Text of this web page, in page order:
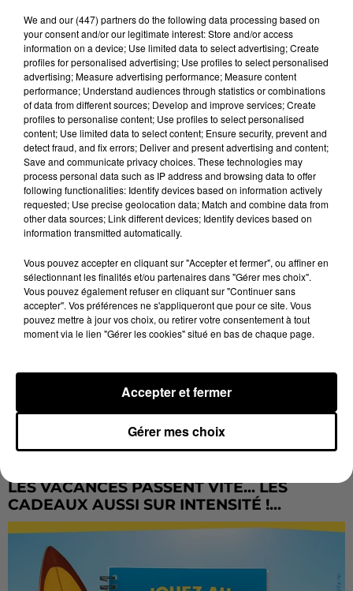
Stars'Terre 2026 : Philippe Palmieri dévoile
les ambitions d'un...
À quelques semaines de la première édition de
Stars'Terre, organisée du 18 au 20 septembre 2026 au
Château de Courtalain, Philippe Palmieri, président...
LES JEUX Voir plus
LES VACANCES PASSENT VITE... LES
CADEAUX AUSSI SUR INTENSITÉ !...
We and our (447) partnersdo the following data processing based on
your consent and/or our legitimate interest: Store and/or access
information on a device; Use limited data to select advertising; Create
profiles for personalised advertising; Use profiles to select personalised
advertising; Measure advertising performance; Measure content
performance; Understand audiences through statistics or combinations
of data from different sources; Develop and improve services; Create
profiles to personalise content; Use profiles to select personalised
content; Use limited data to select content; Ensure security, prevent and
detect fraud, and fix errors; Deliver and present advertising and content;
Save and communicate privacy choices. These technologies may
process personal data such as IP address and browsing data to offer
following functionalities: Identify devices based on information actively
requested; Use precise geolocation data; Match and combine data from
other data sources; Link different devices; Identify devices based on
information transmitted automatically.
Vous pouvez accepter en cliquant sur "Accepter et fermer", ou affiner en
sélectionnant les finalités et/ou partenaires dans "Gérer mes choix".
Vous pouvez également refuser en cliquant sur "Continuer sans
accepter". Vos préférences ne s'appliqueront que pour ce site. Vous
pouvez mettre à jour vos choix, ou retirer votre consentement à tout
moment via le lien "Gérer les cookies" situé en bas de chaque page.
Gérer mes choix
Accepter et fermer